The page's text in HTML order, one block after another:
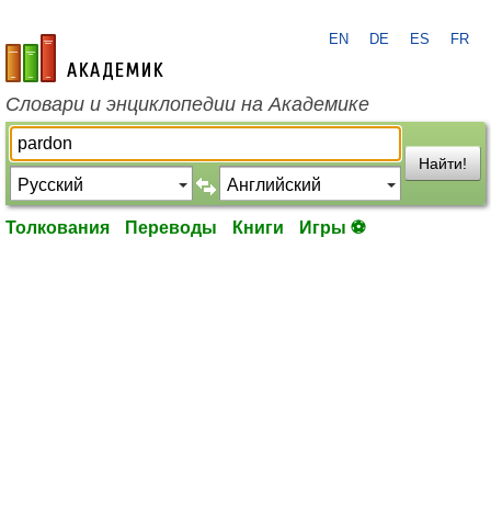
academic.ru
EN DE ES FR
Словари и энциклопедии на Академике
Найти!
Толкования Переводы Книги Игры ⚽